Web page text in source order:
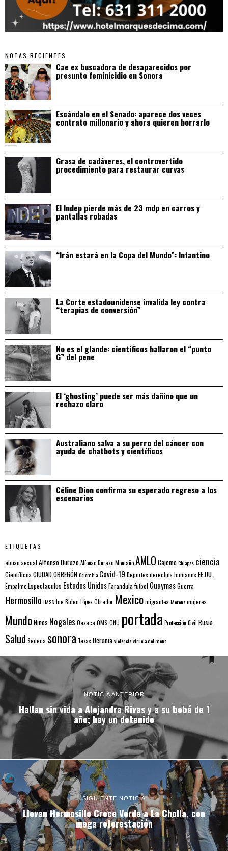
NOTAS RECIENTES
Cae ex buscadora de desaparecidos por
presunto feminicidio en Sonora
Escándalo en el Senado: aparece dos veces
contrato millonario y ahora quieren borrarlo
Grasa de cadáveres, el controvertido
procedimiento para restaurar curvas
El Indep pierde más de 23 mdp en carros y
pantallas robadas
“Irán estará en la Copa del Mundo”: Infantino
La Corte estadounidense invalida ley contra
“terapias de conversión”
No es el glande: científicos hallaron el “punto
G” del pene
El ‘ghosting’ puede ser más dañino que un
rechazo claro
Australiano salva a su perro del cáncer con
ayuda de chatbots y científicos
Céline Dion confirma su esperado regreso a los
escenarios
ETIQUETAS
abuso sexual Alfonso DurazoAlfonso Durazo MontañoAMLO CajemeChiapas ciencia
Científicos CIUDAD OBREGÓNColombia Covid-19 Deportes derechos humanos EE.UU.
EmpalmeEspectaculos Estados UnidosFarandulafutbol GuaymasGuerra
Hermosillo IMSS Joe Biden López Obrador Mexicomigrantes Morenamujeres
MundoNiños Nogales Oaxaca OMS ONU portada Protección Civil Rusia
Salud Sedena sonora Texas Ucraniaviolenciaviruela del mono
NOTICIA ANTERIOR
Hallan sin vida a Alejandra Rivas y a su bebé de 1
año; hay un detenido
SIGUIENTE NOTICIA
Llevan Hermosillo Crece Verde a La Cholla, con
mega reforestación